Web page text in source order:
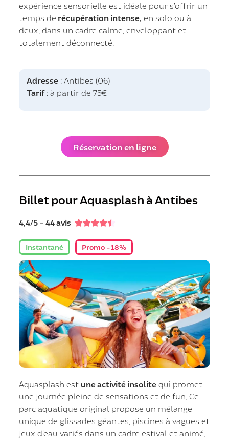
expérience sensorielle est idéale pour s’offrir un
temps de récupération intense, en solo ou à
deux, dans un cadre calme, enveloppant et
totalement déconnecté.
Adresse : Antibes (06)
Tarif: à partir de 75€
Réservation en ligne
Billet pour Aquasplash à Antibes
4,4/5 - 44 avis 
Instantané Promo -18%
Aquasplash est une activité insolite qui promet
une journée pleine de sensations et de fun. Ce
parc aquatique original propose un mélange
unique de glissades géantes, piscines à vagues et
jeux d’eau variés dans un cadre estival et animé.